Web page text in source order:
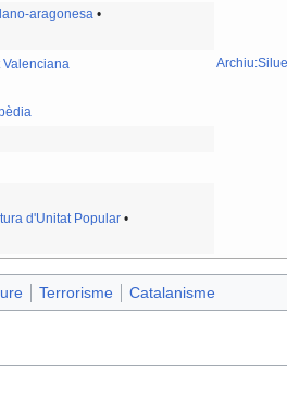
aragonesa •
Valenciana
d'Unitat Popular •
Terrorisme Catalanisme